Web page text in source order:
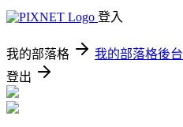
登入
我的部落格 我的部落格後台
登出